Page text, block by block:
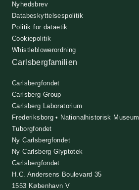
Nyhedsbrev
Databeskyttelsespolitik
Politik for dataetik
Cookiepolitik
Whistleblowerordning
Carlsbergfamilien
Carlsbergfondet
Carlsberg Group
Carlsberg Laboratorium
Frederiksborg • Nationalhistorisk Museum
Tuborgfondet
Ny Carlsbergfondet
Ny Carlsberg Glyptotek
Carlsbergfondet
H.C. Andersens Boulevard 35
1553 København V